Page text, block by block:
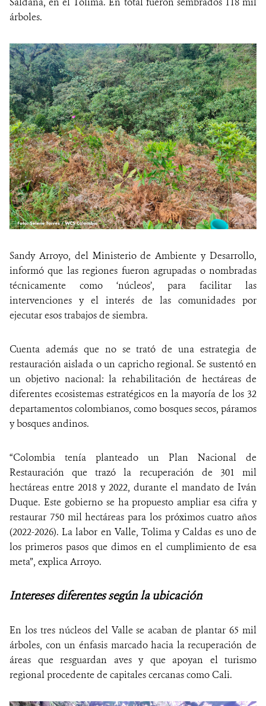
árboles.
Sandy Arroyo, del Ministerio de Ambiente y Desarrollo,
informó que las regiones fueron agrupadas o nombradas
técnicamente como ‘núcleos’, para facilitar las
intervenciones y el interés de las comunidades por
ejecutar esos trabajos de siembra.
Cuenta además que no se trató de una estrategia de
restauración aislada o un capricho regional. Se sustentó en
un objetivo nacional: la rehabilitación de hectáreas de
diferentes ecosistemas estratégicos en la mayoría de los 32
departamentos colombianos, como bosques secos, páramos
y bosques andinos.
“Colombia tenía planteado un Plan Nacional de
Restauración que trazó la recuperación de 301 mil
hectáreas entre 2018 y 2022, durante el mandato de Iván
Duque. Este gobierno se ha propuesto ampliar esa cifra y
restaurar 750 mil hectáreas para los próximos cuatro años
(2022-2026). La labor en Valle, Tolima y Caldas es uno de
los primeros pasos que dimos en el cumplimiento de esa
meta”, explica Arroyo.
Intereses diferentes según la ubicación
En los tres núcleos del Valle se acaban de plantar 65 mil
árboles, con un énfasis marcado hacia la recuperación de
áreas que resguardan aves y que apoyan el turismo
regional procedente de capitales cercanas como Cali.